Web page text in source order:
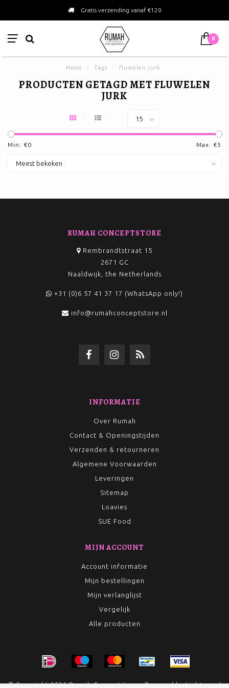
Gratis verzending vanaf €120
0
Home Tags fluwelen jurk
PRODUCTEN GETAGD MET FLUWELEN
JURK
Min: €0 Max: €5
RUMAH CONCEPTSTORE
Rembrandtstraat 15
2671 GC
Naaldwijk, the Netherlands
+31 (0)6 57 41 37 17 (WhatsApp only!)
info@rumahconceptstore.nl
INFORMATIE
Over Rumah
Contact & Openingstijden
Verzenden & retourneren
Algemene Voorwaarden
Leveringen
Sitemap
Loavies
SUE Food
MIJN ACCOUNT
Account informatie
Mijn bestellingen
Mijn verlanglijst
Vergelijk
Alle producten
© Copyright 2026 Rumah Conceptstore - Powered byLightspeed